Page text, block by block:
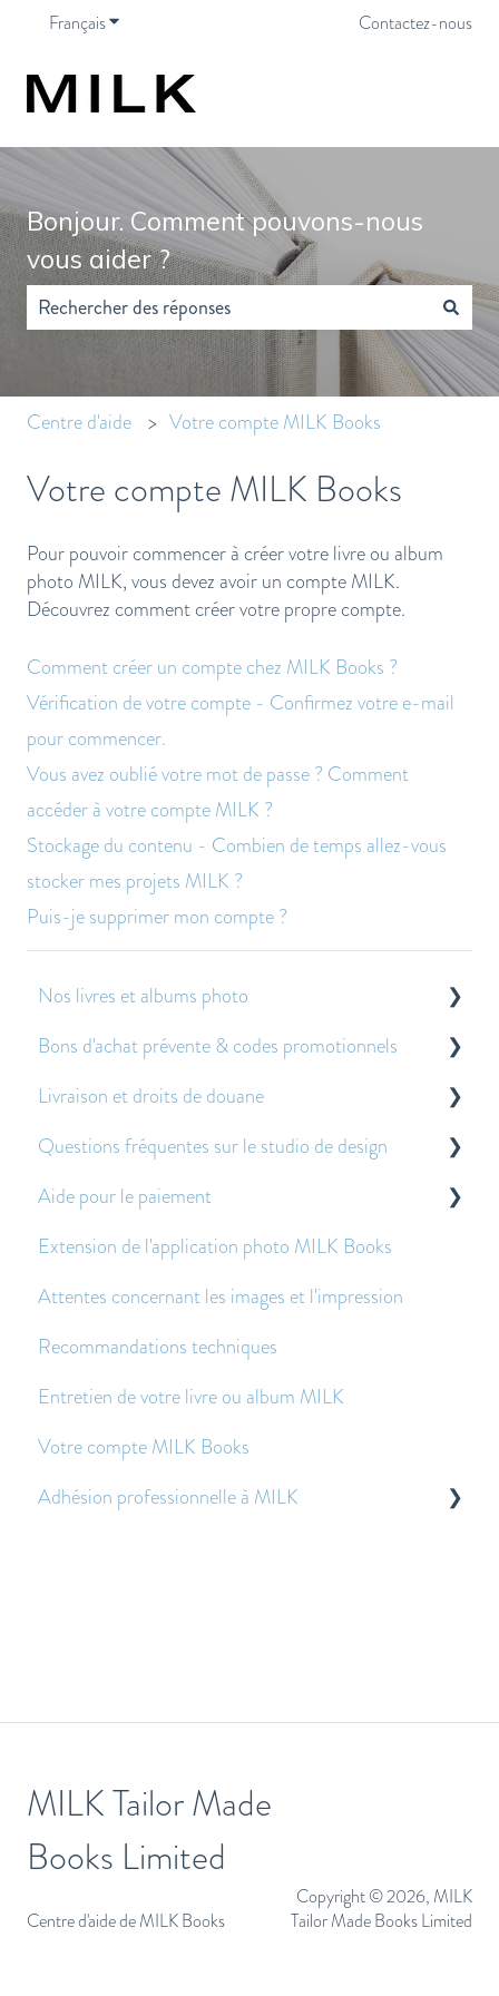
FrançaisAfficher le sous-menu pour les traductionsContactez-nous
Bonjour. Comment pouvons-nous
vous aider ?
Il n'y a aucune suggestion car le champ de recherche est vide.
Centre d'aide Votre compte MILK Books
Votre compte MILK Books
Pour pouvoir commencer à créer votre livre ou album
photo MILK, vous devez avoir un compte MILK.
Découvrez comment créer votre propre compte.
Comment créer un compte chez MILK Books ?
Vérification de votre compte - Confirmez votre e-mail
pour commencer.
Vous avez oublié votre mot de passe ? Comment
accéder à votre compte MILK ?
Stockage du contenu - Combien de temps allez-vous
stocker mes projets MILK ?
Puis-je supprimer mon compte ?
Nos livres et albums photo
À propos de nos livres et albums photo
Autres questions fréquemment posées
Bons d'achat prévente & codes promotionnels
À propos des bons de pré-vente
Application des bons de prévente et des codes
Livraison et droits de douane
Droits de douane
Livraison
Expédition économique - Foire aux questions
Questions fréquentes sur le studio de design
Pour commencer
Créer et modifier des doubles-pages
Images - Questions fréquentes
Texte - Questions fréquentes
Autres questions fréquemment posées
Aide pour le paiement
Questions sur le paiement
Avant et après avoir passé une commande
Extension de l'application photo MILK Books
Attentes concernant les images et l'impression
Recommandations techniques
Entretien de votre livre ou album MILK
Votre compte MILK Books
Adhésion professionnelle à MILK
MILK Tailor Made
Books Limited
Centre d'aide de MILK Books
Copyright © 2026, MILK
Tailor Made Books Limited